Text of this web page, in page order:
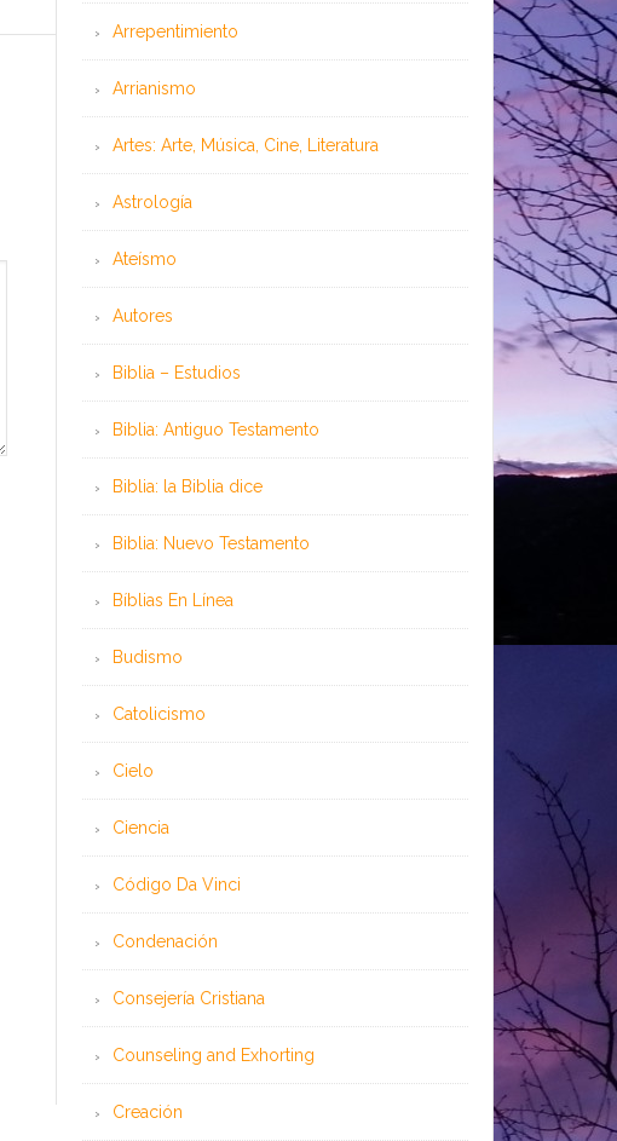
Arrepentimiento
Arrianismo
Artes: Arte, Música, Cine, Literatura
Astrología
Ateísmo
Autores
Biblia – Estudios
Biblia: Antiguo Testamento
Biblia: la Biblia dice
Biblia: Nuevo Testamento
Bíblias En Línea
Budismo
Catolicismo
Cielo
Ciencia
Código Da Vinci
Condenación
Consejería Cristiana
Counseling and Exhorting
Creación